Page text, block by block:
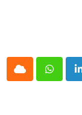
LinkedIn
Whatsapp
Cloud